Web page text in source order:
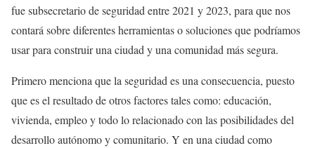
fue subsecretario de seguridad entre 2021 y 2023, para que nos
contará sobre diferentes herramientas o soluciones que podríamos
usar para construir una ciudad y una comunidad más segura.
Primero menciona que la seguridad es una consecuencia, puesto
que es el resultado de otros factores tales como: educación,
vivienda, empleo y todo lo relacionado con las posibilidades del
desarrollo autónomo y comunitario. Y en una ciudad como